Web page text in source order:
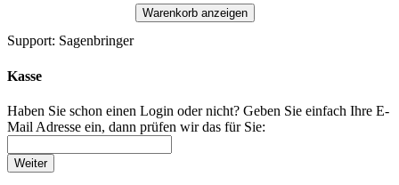
Warenkorb anzeigen
Support: Sagenbringer
Kasse
Haben Sie schon einen Login oder nicht? Geben Sie einfach Ihre E-
Mail Adresse ein, dann prüfen wir das für Sie:
Weiter